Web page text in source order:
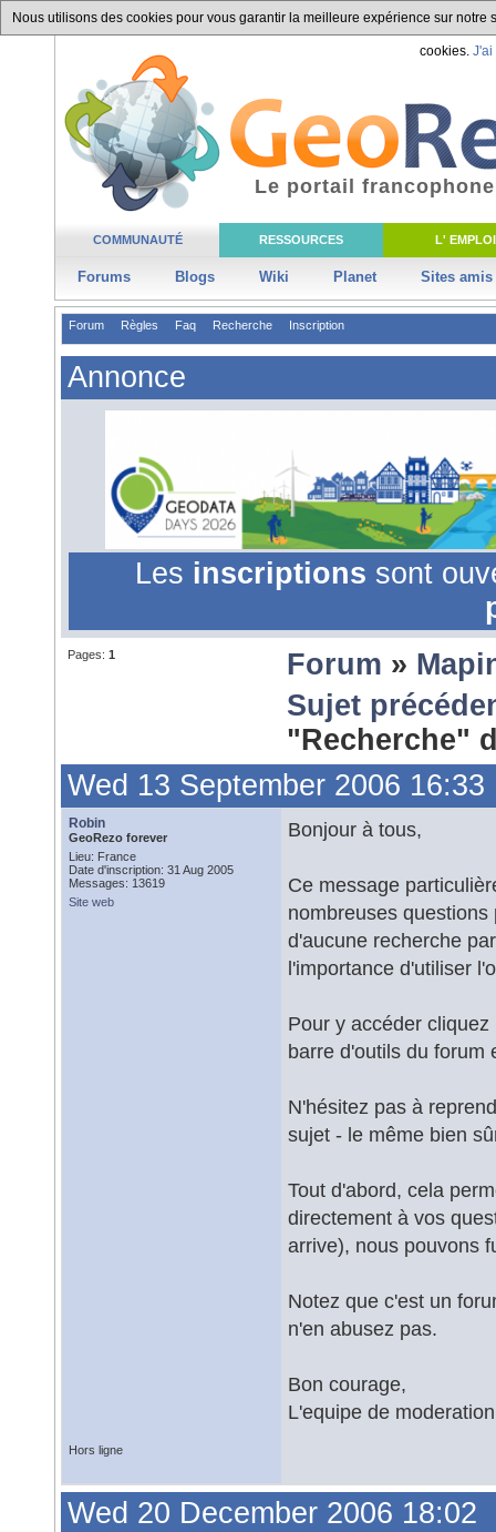
Nous utilisons des cookies pour vous garantir la meilleure expérience sur
cookies. J'ai
COMMUNAUTÉ RESSOURCES L' EMPLOI
Forums Blogs Wiki Planet Sites amis
Le portail
Forum Règles Faq Recherche Inscription
Annonce
Les inscriptions sont
Pages: 1 Forum »
Sujet
"Recherche"
Wed 13 September 2006 16:33
Robin
GeoRezo forever
Lieu: France
Date d'inscription: 31 Aug 2005
Messages: 13619
Site web
Bonjour à tous,
Ce message
nombreuses
d'aucune recherche
l'importance d'utiliser
Pour y accéder
barre d'outils du forum
N'hésitez pas à
sujet - le même bien
Tout d'abord, cela
directement à vos
arrive), nous pouvons
Notez que c'est un
n'en abusez pas.
Bon courage,
L'equipe de
Hors ligne
Wed 20 December 2006 18:02